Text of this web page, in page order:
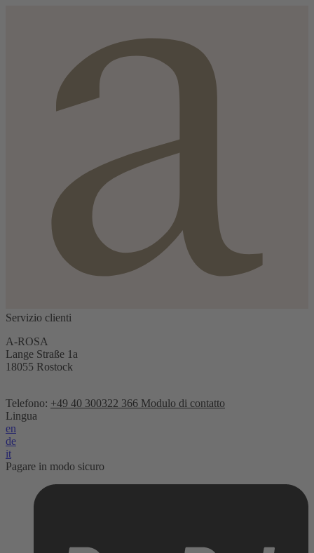
Servizio clienti
A-ROSA
Lange Straße 1a
18055 Rostock
Telefono: +49 40 300322 366 Modulo di contatto
Lingua
en
de
it
Pagare in modo sicuro